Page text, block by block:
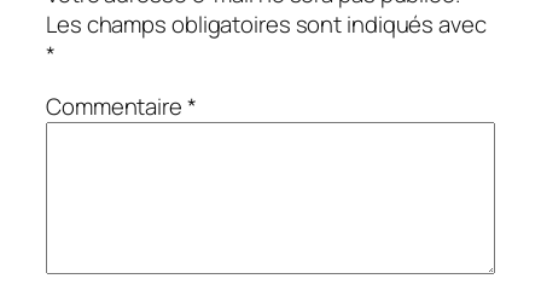
Les champs obligatoires sont indiqués avec
*
Commentaire*